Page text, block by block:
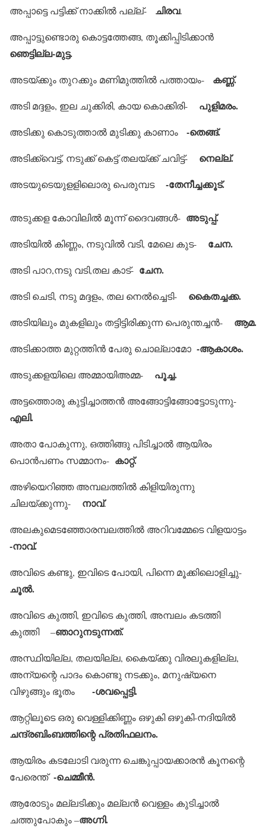
അപ്പാട്ടെ പട്ടിക്ക് നാക്കില്‍ പല്ല്- ചിരവ.
അപ്പാട്ടുണ്ടൊരു കൊട്ടത്തേങ്ങ, തൂക്കിപ്പിടിക്കാന്‍
ഞെട്ടില്ല-മുട്ട.
അടയ്ക്കും തുറക്കും മണിമുത്തില്‍ പത്തായം- കണ്ണ്.
അടി മദ്ദളം, ഇല ചുക്കിരി, കായ കൊക്കിരി- പുളിമരം.
അടിക്കു കൊടുത്താല്‍ മുടിക്കു കാണാം -തെങ്ങ്.
അടിക്ക്‌വെട്ട്, നടുക്ക് കെട്ട് തലയ്ക്ക് ചവിട്ട്- നെല്ല്.
അടയുടെയുളളിലൊരു പെരുമ്പട -തേനീച്ചക്കൂട്.
അടുക്കള കോവിലില്‍ മൂന്ന് ദൈവങ്ങള്‍- അടുപ്പ്.
അടിയില്‍ കിണ്ണം, നടുവില്‍ വടി, മേലെ കുട- ചേന.
അടി പാറ,നടു വടി,തല കാട്- ചേന.
അടി ചെടി, നടു മദ്ദളം, തല നെല്‍ച്ചെടി- കൈതച്ചക്ക.
അടിയിലും മുകളിലും തട്ടിട്ടിരിക്കുന്ന പെരുന്തച്ചന്‍- ആമ.
അടിക്കാത്ത മുറ്റത്തിന്‍ പേരു ചൊല്ലാമോ -ആകാശം.
അടുക്കളയിലെ അമ്മായിഅമ്മ- പൂച്ച.
അട്ടത്തൊരു കുട്ടിച്ചാത്തന്‍ അങ്ങോട്ടിങ്ങോട്ടോടുന്നു-
എലി.
അതാ പോകുന്നു, ഒത്തിങ്ങു പിടിച്ചാല്‍ ആയിരം
പൊന്‍പണം സമ്മാനം- കാറ്റ്.
അഴിയെറിഞ്ഞ അമ്പലത്തില്‍ കിളിയിരുന്നു
ചിലയ്ക്കുന്നു- നാവ്.
അലകുമെടഞ്ഞോരമ്പലത്തില്‍ അറിവമ്മേടെ വിളയാട്ടം
-നാവ്.
അവിടെ കണ്ടു, ഇവിടെ പോയി, പിന്നെ മൂക്കിലൊളിച്ചു-
ചൂല്‍.
അവിടെ കുത്തി, ഇവിടെ കുത്തി, അമ്പലം കടത്തി
കുത്തി –ഞാറുനടുന്നത്.
അസ്ഥിയില്ല, തലയില്ല, കൈയ്ക്കു വിരലുകളില്ല,
അന്യന്റെ പാദം കൊണ്ടു നടക്കും, മനുഷ്യനെ
വിഴുങ്ങും ഭൂതം -ശവപ്പെട്ടി.
ആറ്റിലൂടെ ഒരു വെള്ളിക്കിണ്ണം ഒഴുകി ഒഴുകി-നദിയില്‍
ചന്ദ്രബിംബത്തിന്റെ പ്രതിഫലനം.
ആയിരം കടലോടി വരുന്ന ചെങ്കുപ്പായക്കാരന്‍ കൂനന്റെ
പേരെന്ത് -ചെമ്മീന്‍.
ആരോടും മല്ലടിക്കും മല്ലന്‍ വെള്ളം കുടിച്ചാല്‍
ചത്തുപോകും –അഗ്നി.